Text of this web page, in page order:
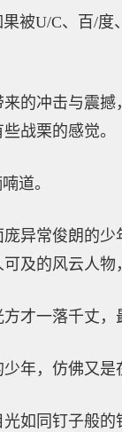
果被U/C、百/度
的冲击与震
战栗的感觉。
道。
异常俊朗的
及的风云人物
才一落千丈，
年，仿佛又是
如同钉子般